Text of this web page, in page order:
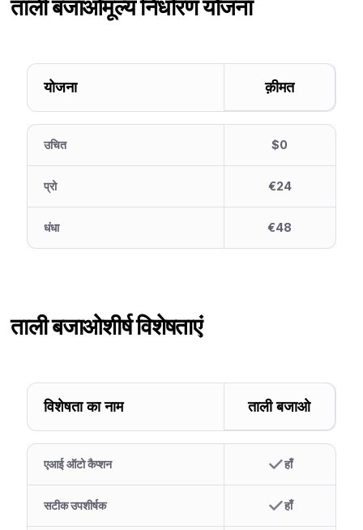
ताली बजाओमूल्य निर्धारण योजना
योजना क़ीमत
उचित $0
प्रो €24
धंधा €48
ताली बजाओशीर्ष विशेषताएं
विशेषता का नाम ताली बजाओ
एआई ऑटो कैप्शन हाँ
सटीक उपशीर्षक हाँ